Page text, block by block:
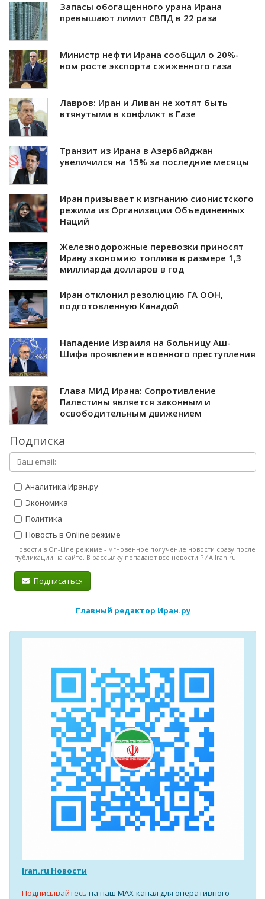
Запасы обогащенного урана Ирана
превышают лимит СВПД в 22 раза
Министр нефти Ирана сообщил о 20%-
ном росте экспорта сжиженного газа
Лавров: Иран и Ливан не хотят быть
втянутыми в конфликт в Газе
Транзит из Ирана в Азербайджан
увеличился на 15% за последние месяцы
Иран призывает к изгнанию сионистского
режима из Организации Объединенных
Наций
Железнодорожные перевозки приносят
Ирану экономию топлива в размере 1,3
миллиарда долларов в год
Иран отклонил резолюцию ГА ООН,
подготовленную Канадой
Нападение Израиля на больницу Аш-
Шифа проявление военного преступления
Глава МИД Ирана: Сопротивление
Палестины является законным и
освободительным движением
Подписка
Аналитика Иран.ру
Экономика
Политика
Новость в Online режиме
Новости в On-Line режиме - мгновенное получение новости сразу после
публикации на сайте. В рассылку попадают все новости РИА Iran.ru.
Подписаться
Главный редактор Иран.ру
Iran.ru Новости
Подписывайтесь на наш MAX-канал для оперативного